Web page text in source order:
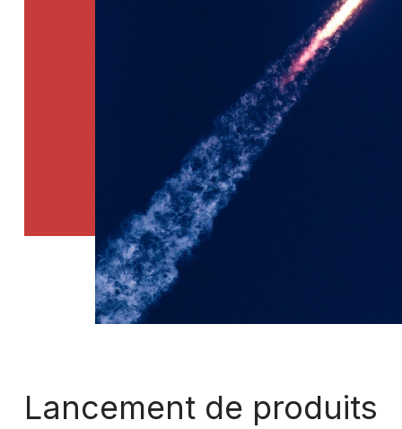
Lancement de produits